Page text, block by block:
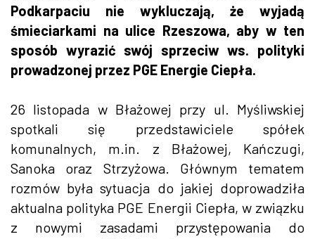
Podkarpaciu nie wykluczają, że wyjadą
śmieciarkami na ulice Rzeszowa, aby w ten
sposób wyrazić swój sprzeciw ws. polityki
prowadzonej przez PGE Energie Ciepła.
26 listopada w Błażowej przy ul. Myśliwskiej
spotkali się przedstawiciele spółek
komunalnych, m.in. z Błażowej, Kańczugi,
Sanoka oraz Strzyżowa. Głównym tematem
rozmów była sytuacja do jakiej doprowadziła
aktualna polityka PGE Energii Ciepła, w związku
z nowymi zasadami przystępowania do